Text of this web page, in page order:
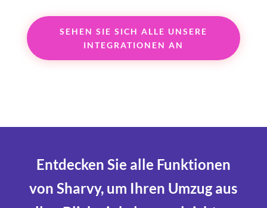
SEHEN SIE SICH ALLE UNSERE
INTEGRATIONEN AN
Entdecken Sie alle Funktionen
von Sharvy, um Ihren Umzug aus